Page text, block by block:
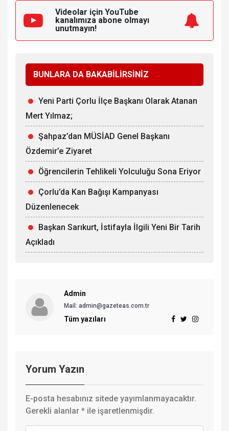
Videolar için YouTube
kanalımıza abone olmayı
unutmayın!
BUNLARA DA BAKABİLİRSİNİZ
Yeni Parti Çorlu İlçe Başkanı Olarak Atanan
Mert Yılmaz;
Şahpaz’dan MÜSİAD Genel Başkanı
Özdemir’e Ziyaret
Öğrencilerin Tehlikeli Yolculuğu Sona Eriyor
Çorlu’da Kan Bağışı Kampanyası
Düzenlenecek
Başkan Sarıkurt, İstifayla İlgili Yeni Bir Tarih
Açıkladı
Admin
Mail: admin@gazeteas.com.tr
Tüm yazıları
Yorum Yazın
E-posta hesabınız sitede yayımlanmayacaktır.
Gerekli alanlar * ile işaretlenmişdir.